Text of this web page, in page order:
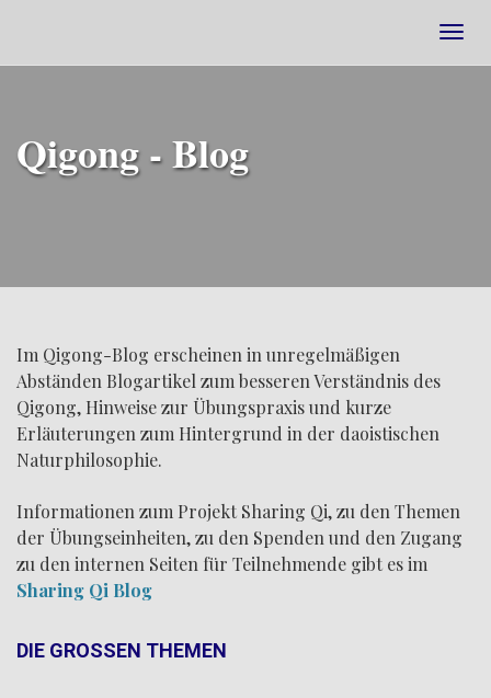
Qigong - Blog
Im Qigong-Blog erscheinen in unregelmäßigen
Abständen Blogartikel zum besseren Verständnis des
Qigong, Hinweise zur Übungspraxis und kurze
Erläuterungen zum Hintergrund in der daoistischen
Naturphilosophie.
Informationen zum Projekt Sharing Qi, zu den Themen
der Übungseinheiten, zu den Spenden und den Zugang
zu den internen Seiten für Teilnehmende gibt es im
Sharing Qi Blog
DIE GROSSEN THEMEN